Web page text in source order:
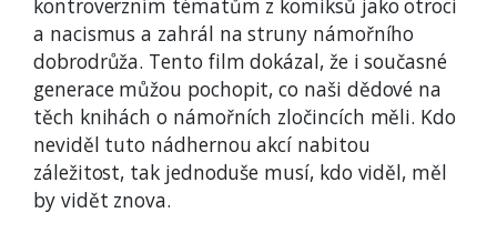
kontroverzním tématům z komiksů jako otroci
a nacismus a zahrál na struny námořního
dobrodrůža. Tento film dokázal, že i současné
generace můžou pochopit, co naši dědové na
těch knihách o námořních zločincích měli. Kdo
neviděl tuto nádhernou akcí nabitou
záležitost, tak jednoduše musí, kdo viděl, měl
by vidět znova.